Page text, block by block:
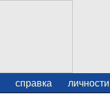
справка личности